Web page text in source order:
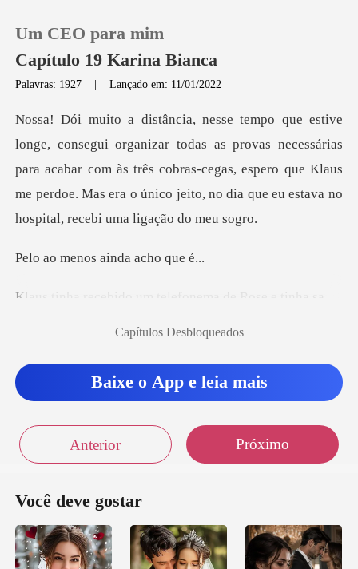
0
Loja
Sair
Um CEO para mim
Capítulo 19 Karina Bianca
Palavras: 1927 |Lançado em: 11/01/2022
provas necessárias
para acabar com às três cobras-cegas, espero que Klaus
me perdoe. M
os ainda ac
ido um telefonema
Capítulos Desbloqueados
Baixe o App e leia mais
Anterior Próximo
Você deve gostar